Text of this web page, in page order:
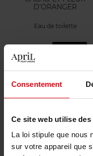
Consentement
Ce site web utilise des
La loi stipule que nous
sur votre appareil que
D'ORANGER
Eau de toilette
31,90 €
100BON